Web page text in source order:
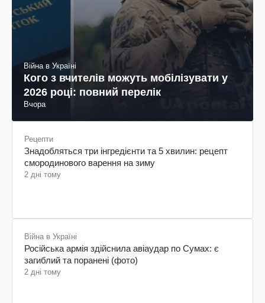
Війна в Україні
Кого з вчителів можуть мобілізувати у
2026 році: повний перелік
Вчора
Рецепти
Знадобляться три інгредієнти та 5 хвилин: рецепт
смородинового варення на зиму
2 дні тому
Війна в Україні
Російська армія здійснила авіаудар по Сумах: є
загиблий та поранені (фото)
2 дні тому